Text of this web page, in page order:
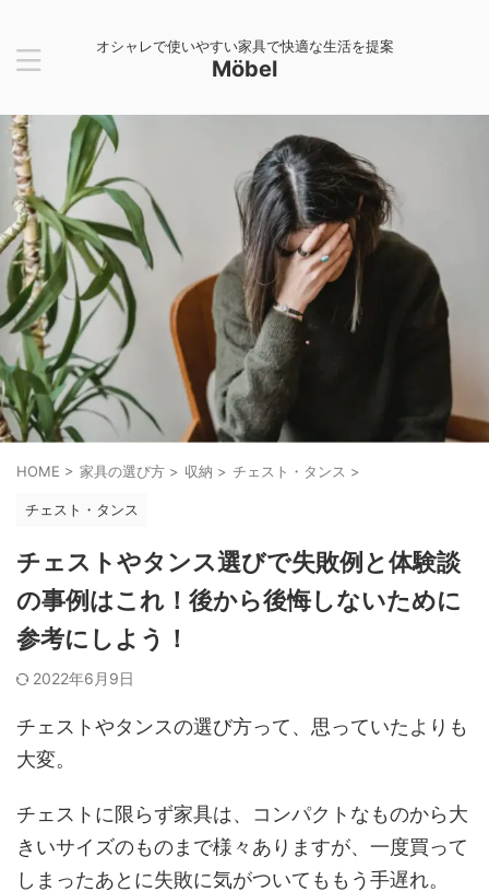
オシャレで使いやすい家具で快適な生活を提案
Möbel
HOME > 家具の選び方 > 収納 > チェスト・タンス >
チェスト・タンス
チェストやタンス選びで失敗例と体験談
の事例はこれ！後から後悔しないために
参考にしよう！
2022年6月9日
チェストやタンスの選び方って、思っていたよりも
大変。
チェストに限らず家具は、コンパクトなものから大
きいサイズのものまで様々ありますが、一度買って
しまったあとに失敗に気がついてももう手遅れ。